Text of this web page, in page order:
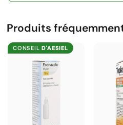
Produits
CONSEILD'AESIEL